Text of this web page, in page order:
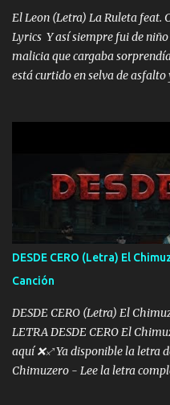
los HERMANOS un cerebro
El Leon (Letra) La Ruleta feat.
Lyrics Y así siempre fui de
malicia que cargaba
está curtido en selva de asfalto
pa más pues hay charola les
otra Música Surcando bien mi
los lados aquel que no corre
Ya pasé varias hazañas ya
de este León los estatales no
también la nueve que cargo al
al traicionero damos pa abajo
pues hay charola les voy a dar
DESDE CERO (Letra) El
Canción
DESDE CERO (Letra) El
LETRA DESDE CERO El
aquí ❌♐ Ya disponible la letra
Chimuzero - Lee la letra